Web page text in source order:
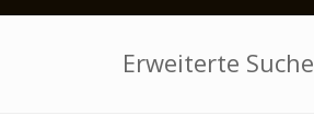
Erweiterte Suche